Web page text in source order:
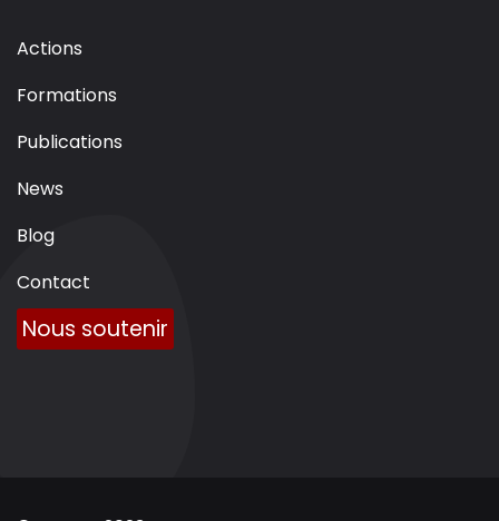
Actions
Formations
Publications
News
Blog
Contact
Nous soutenir